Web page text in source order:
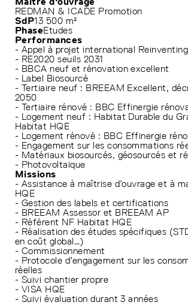
REDMAN & ICADE Promotion
SdP13 500 m²
PhaseEtudes
Performances
- Appel à projet international
- RE2020 seuils 2031
- BBCA neuf et rénovation excellent
- Label Biosourcé
- Tertiaire neuf : BREEAM Excellent,
2050
- Tertiaire rénové : BBC Effinergie
- Logement neuf : Habitat Durable du
Habitat HQE
- Logement rénové : BBC Effinergie
- Engagement sur les consommations
- Matériaux biosourcés, géosourcés et
- Photovoltaïque
Missions
- Assistance à maîtrise d’ouvrage et à
HQE
- Gestion des labels et certifications
- BREEAM Assessor et BREEAM AP
- Référent NF Habitat HQE
- Réalisation des études spécifiques
en coût global…)
- Commissionnement
- Protocole d’engagement sur les
réelles
- Suivi chantier propre
- VISA HQE
- Suivi évaluation durant 3 années